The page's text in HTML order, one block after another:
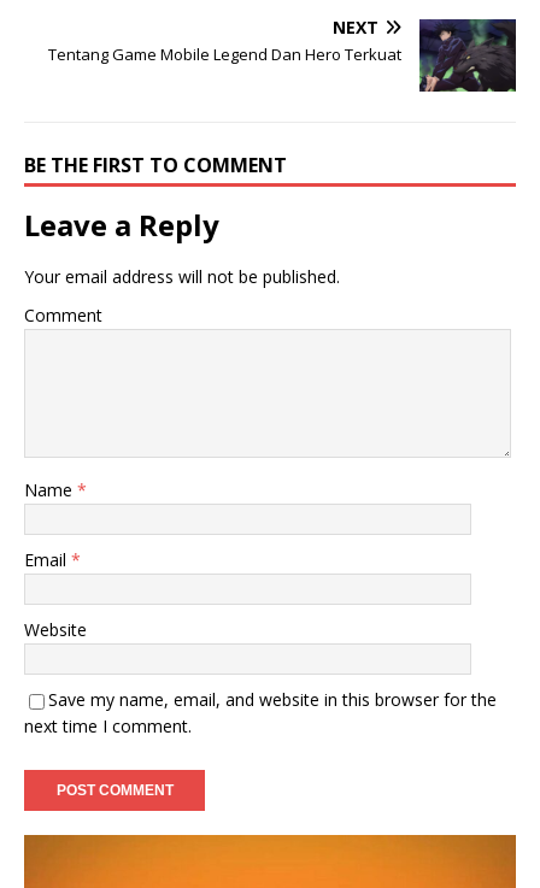
NEXT
Tentang Game Mobile Legend Dan Hero Terkuat
BE THE FIRST TO COMMENT
Leave a Reply
Your email address will not be published.
Comment
Name *
Email *
Website
Save my name, email, and website in this browser for the
next time I comment.